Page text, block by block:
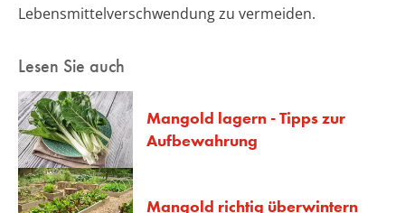
Lebensmittelverschwendung zu vermeiden.
Lesen Sie auch
Mangold lagern - Tipps zur
Aufbewahrung
Mangold richtig überwintern